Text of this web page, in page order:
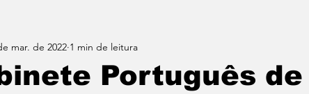
Português de
mar. de 2022 1 min de leitura